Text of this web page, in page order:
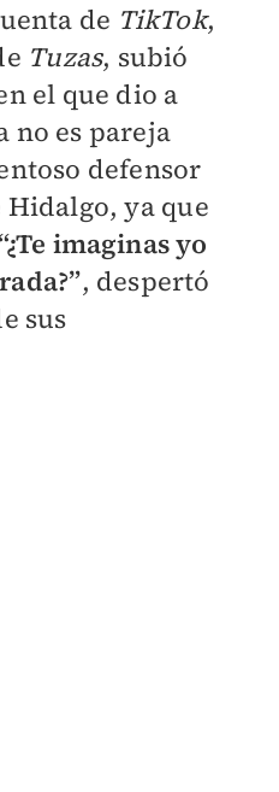
de TikTok,
Tuzas, subió
el que dio a
no es pareja
defensor
ya que
imaginas yo
, despertó
sus